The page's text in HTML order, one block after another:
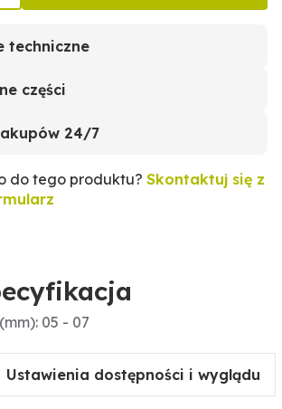
techniczne
części
24/7
do tego produktu? Skontaktuj się z
05 - 07
Ustawienia dostępności i wyglądu